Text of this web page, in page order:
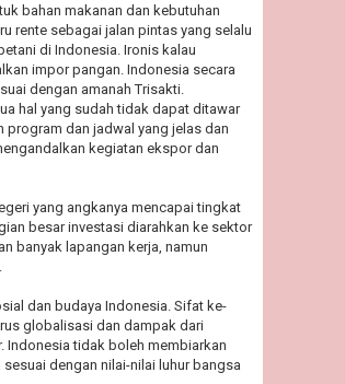
bahan makanan dan kebutuhan
rente sebagai jalan pintas yang selalu
di Indonesia. Ironis kalau
impor pangan. Indonesia secara
dengan amanah Trisakti.
hal yang sudah tidak dapat ditawar
program dan jadwal yang jelas dan
kegiatan ekspor dan
yang angkanya mencapai tingkat
besar investasi diarahkan ke sektor
banyak lapangan kerja, namun
dan budaya Indonesia. Sifat ke-
globalisasi dan dampak dari
Indonesia tidak boleh membiarkan
dengan nilai-nilai luhur bangsa